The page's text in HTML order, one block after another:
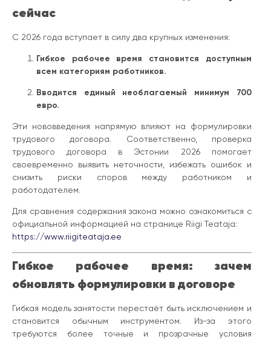
сейчас
С 2026 года вступает в силу два крупных изменения:
Гибкое рабочее время становится доступным
всем категориям работников.
Вводится единый необлагаемый минимум 700
евро.
Эти нововведения напрямую влияют на формулировки
трудового договора. Соответственно, проверка
трудового договора в Эстонии 2026 помогает
своевременно выявить неточности, избежать ошибок и
снизить риски споров между работником и
работодателем.
Для сравнения содержания закона можно ознакомиться с
официальной информацией на странице Riigi Teataja:
https://www.riigiteataja.ee
Гибкое рабочее время: зачем
обновлять формулировки в договоре
Гибкая модель занятости перестаёт быть исключением и
становится обычным инструментом. Из-за этого
требуются более точные и прозрачные условия